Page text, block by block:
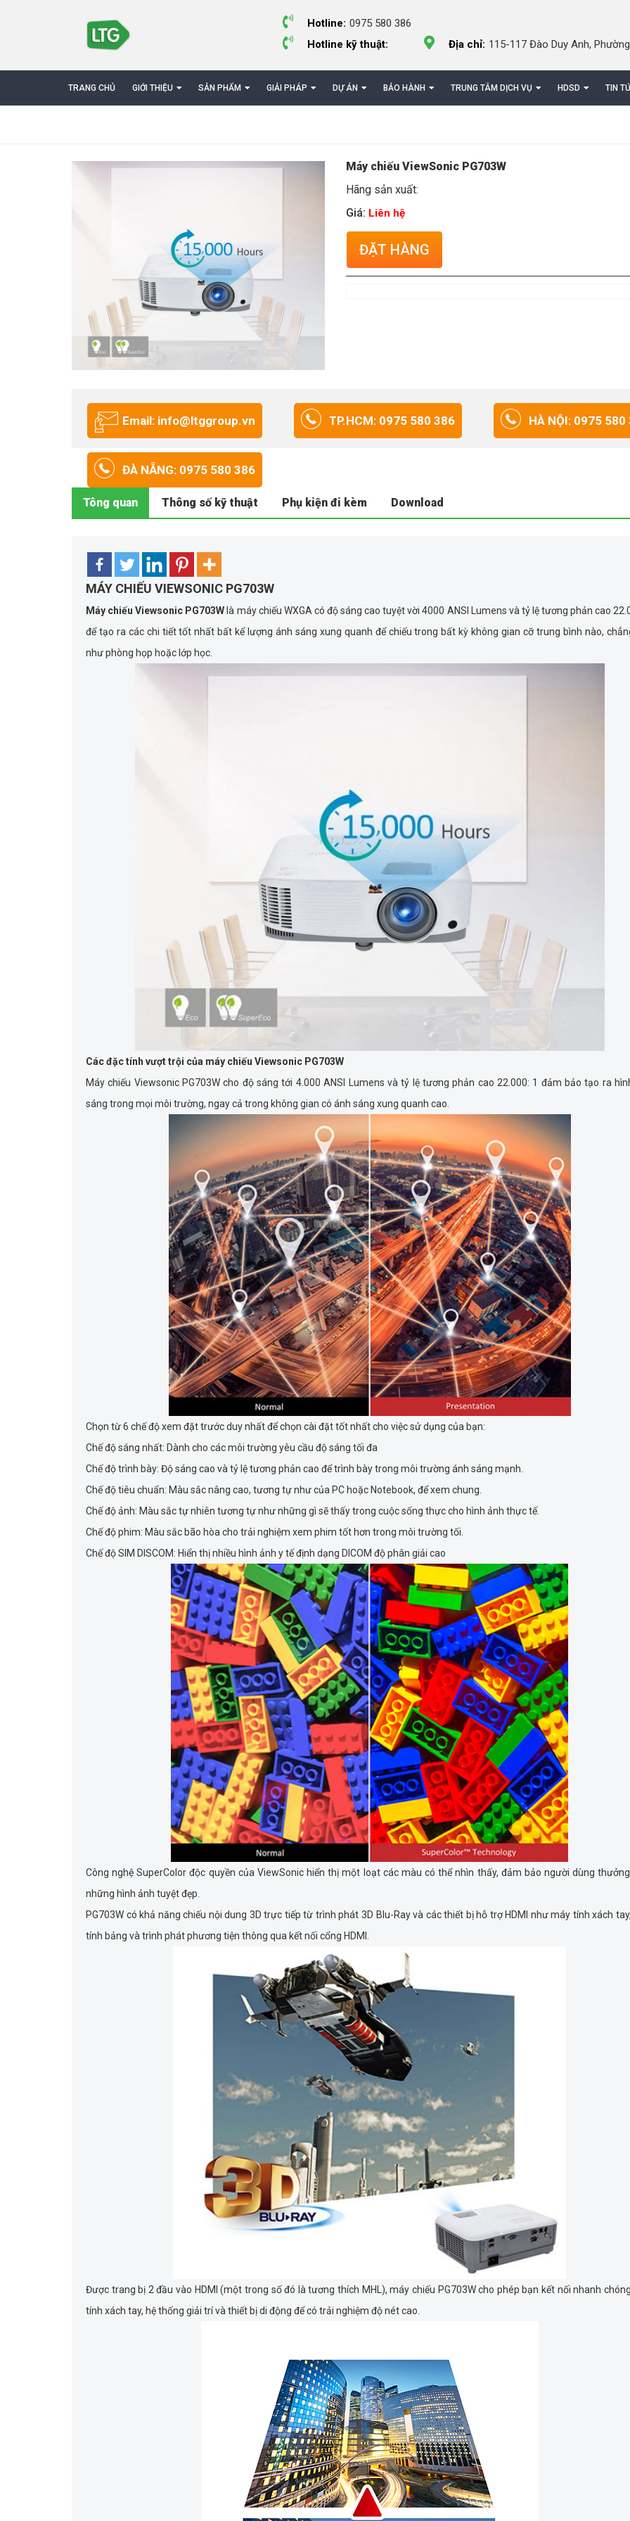
Hotline: 0975 580 386
Hotline kỹ thuật:
Địa chỉ: 115-117 Đào Duy Anh,
TRANG CHỦ GIỚI THIỆU SẢN PHẨM GIẢI PHÁP DỰ ÁN BẢO HÀNH TRUNG TÂM DỊCH VỤ HDSD TIN
Máy chiếu ViewSonic PG703W
Hãng sản xuất:
Giá: Liên hệ
ĐẶT HÀNG
Email: info@ltggroup.vn TP.HCM: 0975 580 386 HÀ NỘI: 0975 580
ĐÀ NẴNG: 0975 580 386
Tông quan Thông số kỹ thuật Phụ kiện đi kèm Download
MÁY CHIẾU VIEWSONIC PG703W
Máy chiếu Viewsonic PG703W là máy chiếu WXGA có độ sáng cao tuyệt vời 4000 ANSI Lumens và tỷ lệ tương phản cao
để tạo ra các chi tiết tốt nhất bất kể lượng ánh sáng xung quanh để chiếu trong bất kỳ không gian cỡ trung bình nào,
như phòng họp hoặc lớp học.
Các đặc tính vượt trội của máy chiếu Viewsonic PG703W
Máy chiếu Viewsonic PG703W cho độ sáng tới 4.000 ANSI Lumens và tỷ lệ tương phản cao 22.000: 1 đảm bảo tạo ra
sáng trong mọi môi trường, ngay cả trong không gian có ánh sáng xung quanh cao.
Chọn từ 6 chế độ xem đặt trước duy nhất để chọn cài đặt tốt nhất cho việc sử dụng của bạn:
Chế độ sáng nhất: Dành cho các môi trường yêu cầu độ sáng tối đa
Chế độ trình bày: Độ sáng cao và tỷ lệ tương phản cao để trình bày trong môi trường ánh sáng mạnh.
Chế độ tiêu chuẩn: Màu sắc nâng cao, tương tự như của PC hoặc Notebook, để xem chung.
Chế độ ảnh: Màu sắc tự nhiên tương tự như những gì sẽ thấy trong cuộc sống thực cho hình ảnh thực tế.
Chế độ phim: Màu sắc bão hòa cho trải nghiệm xem phim tốt hơn trong môi trường tối.
Chế độ SIM DISCOM: Hiển thị nhiều hình ảnh y tế định dạng DICOM độ phân giải cao
Công nghệ SuperColor độc quyền của ViewSonic hiển thị một loạt các màu có thể nhìn thấy, đảm bảo người dùng
những hình ảnh tuyệt đẹp.
PG703W có khả năng chiếu nội dung 3D trực tiếp từ trình phát 3D Blu-Ray và các thiết bị hỗ trợ HDMI như máy tính xách
tính bảng và trình phát phương tiện thông qua kết nối cổng HDMI.
Được trang bị 2 đầu vào HDMI (một trong số đó là tương thích MHL), máy chiếu PG703W cho phép bạn kết nối nhanh
tính xách tay, hệ thống giải trí và thiết bị di động để có trải nghiệm độ nét cao.